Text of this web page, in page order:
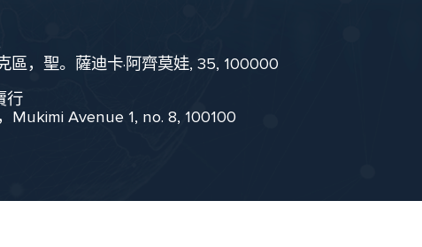
區，聖。薩迪卡·阿齊莫娃, 35, 100000
行
Mukimi Avenue 1, no. 8, 100100